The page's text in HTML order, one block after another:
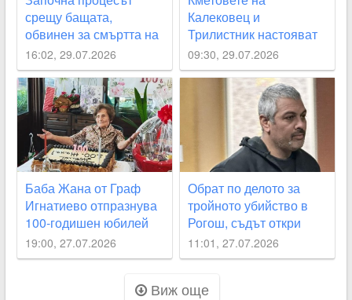
срещу бащата,
обвинен за смъртта на
2-месечното си бебе
16:02, 29.07.2026
Калековец и
Трилистник настояват
за спешно почистване
на река Стряма
09:30, 29.07.2026
Баба Жана от Граф
Игнатиево отпразнува
100-годишен юбилей
19:00, 27.07.2026
Обрат по делото за
тройното убийство в
Рогош, съдът откри
неясноти около
смъртта на две от
жертвите
11:01, 27.07.2026
Виж още